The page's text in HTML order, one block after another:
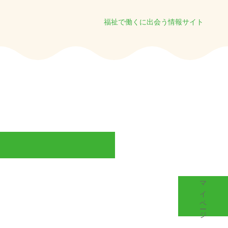
福祉で働くに出会う情報サイト
マイページ